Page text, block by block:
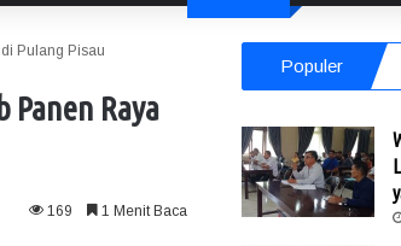
Pulang Pisau
Panen Raya
169 1 Menit Baca
Populer